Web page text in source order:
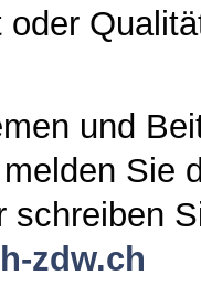
und
Sie
schreiben
zdw.ch